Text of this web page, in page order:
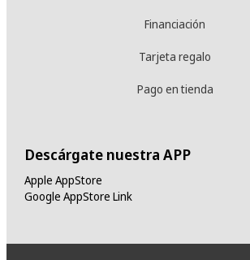
Financiación
Tarjeta regalo
Pago en tienda
Descárgate nuestra APP
Apple AppStore
Google AppStore Link